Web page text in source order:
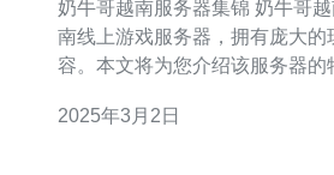
奶牛哥越南服务器集锦 奶牛哥越南服务器是一款知名的越
南线上游戏服务器，拥有庞大
容。本文将为您介绍该服务器的特点和亮
出现崩溃或卡顿情况。 低延迟：服务器位于越南，玩家在
2025年3月2日